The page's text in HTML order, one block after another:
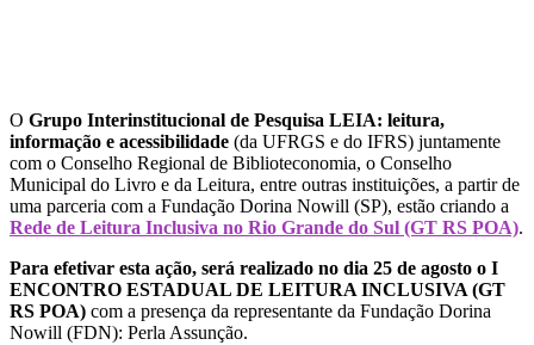
O Grupo Interinstitucional de Pesquisa LEIA: leitura,
informação e acessibilidade (da UFRGS e do IFRS) juntamente
com o Conselho Regional de Biblioteconomia, o Conselho
Municipal do Livro e da Leitura, entre outras instituições, a partir de
uma parceria com a Fundação Dorina Nowill (SP), estão criando a
Rede de Leitura Inclusiva no Rio Grande do Sul (GT RS POA).
Para efetivar esta ação, será realizado no dia 25 de agosto o I
ENCONTRO ESTADUAL DE LEITURA INCLUSIVA (GT
RS POA) com a presença da representante da Fundação Dorina
Nowill (FDN): Perla Assunção.